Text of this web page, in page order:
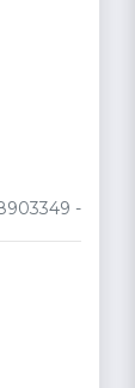
-